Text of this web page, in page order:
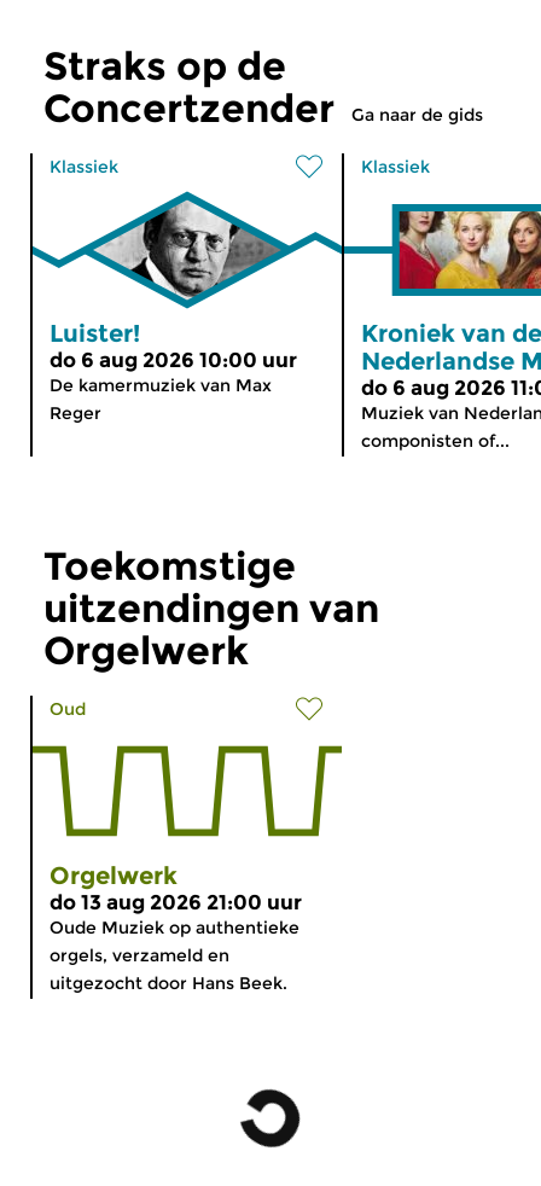
Straks op de
Concertzender
Ga naar de gids
Klassiek
Luister!
do 6 aug 2026 10:00 uur
De kamermuziek van Max
Reger
Klassiek
Kroniek van de
Nederlandse
do 6 aug 2026
Muziek van
componisten of...
Toekomstige
uitzendingen van
Orgelwerk
Oud
Orgelwerk
do 13 aug 2026 21:00 uur
Oude Muziek op authentieke
orgels, verzameld en
uitgezocht door Hans Beek.